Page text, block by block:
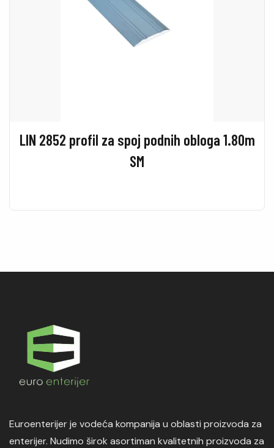
LIN 2852 profil za spoj podnih obloga 1.80m
SM
Euroenterijer je vodeća kompanija u oblasti proizvoda za
enterijer. Nudimo širok asortiman kvalitetnih proizvoda za